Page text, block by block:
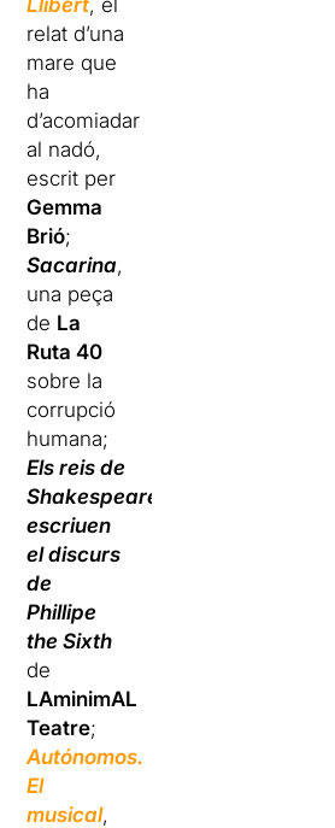
Llibert, el
relat d’una
mare que
ha
d’acomiadar
al nadó,
escrit per
Gemma
Brió;
Sacarina,
una peça
de La
Ruta 40
sobre la
corrupció
humana;
Els reis de
Shakespeare
escriuen
el discurs
de
Phillipe
the Sixth
de
LAminimAL
Teatre;
Autónomos.
El
musical,